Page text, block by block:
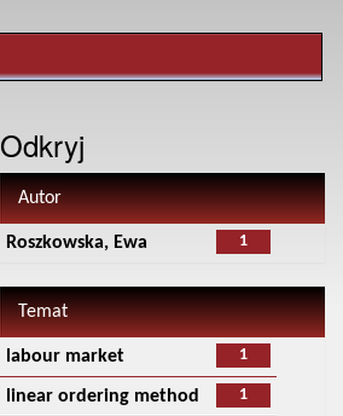
Odkryj
Autor
1
Roszkowska, Ewa
Temat
1
labour market
1
linear ordering method